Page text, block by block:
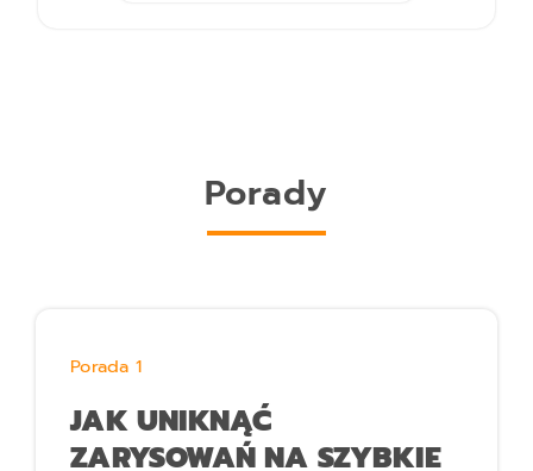
Porady
Porada 1
JAK UNIKNĄĆ
ZARYSOWAŃ NA SZYBKIE